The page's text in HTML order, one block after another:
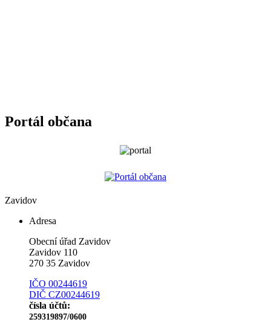
Portál občana
Zavidov
Adresa
Obecní úřad Zavidov
Zavidov 110
270 35 Zavidov
IČO 00244619
DIČ CZ00244619
čísla účtů:
259319897/0600